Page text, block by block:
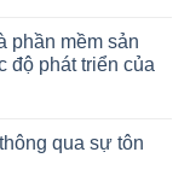
phần mềm sản
độ phát triển của
qua sự tôn